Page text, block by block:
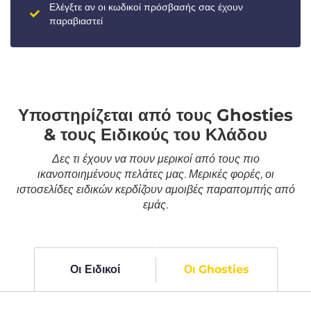
Ελέγξτε αν οι κωδικοί πρόσβασής σας έχουν
παραβιαστεί
Υποστηρίζεται από τους Ghosties
& τους Ειδικούς του Κλάδου
Δες τι έχουν να πουν μερικοί από τους πιο
ικανοποιημένους πελάτες μας. Μερικές φορές, οι
ιστοσελίδες ειδικών κερδίζουν αμοιβές παραπομπής από
εμάς.
Οι Ειδικοί Οι Ghosties